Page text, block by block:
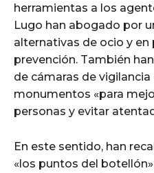
herramientas a los
Lugo han abogado por
alternativas de ocio y en
prevención. También
de cámaras de
monumentos «para
personas y evitar
En este sentido, han
«los puntos del